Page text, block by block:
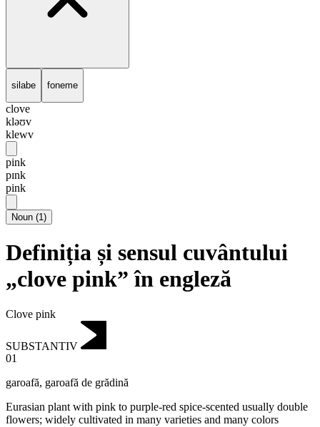
silabe foneme
clove
kləʊv
klewv
pink
pɪnk
pink
Noun (1)
Definiția și sensul cuvântului
„clove pink” în engleză
Clove pink
SUBSTANTIV
01
garoafă, garoafă de grădină
Eurasian plant with pink to purple-red spice-scented usually double
flowers; widely cultivated in many varieties and many colors